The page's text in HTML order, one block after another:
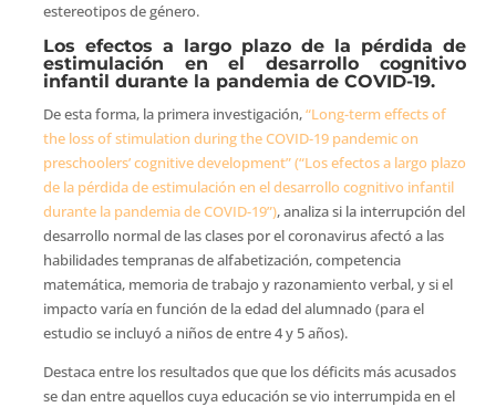
estereotipos de género.
Los efectos a largo plazo de la pérdida de
estimulación en el desarrollo cognitivo
infantil durante la pandemia de COVID-19.
De esta forma, la primera investigación,“Long-term effects of
the loss of stimulation during the COVID-19 pandemic on
preschoolers’ cognitive development” (“Los efectos a largo plazo
de la pérdida de estimulación en el desarrollo cognitivo infantil
durante la pandemia de COVID-19”), analiza si la interrupción del
desarrollo normal de las clases por el coronavirus afectó a las
habilidades tempranas de alfabetización, competencia
matemática, memoria de trabajo y razonamiento verbal, y si el
impacto varía en función de la edad del alumnado (para el
estudio se incluyó a niños de entre 4 y 5 años).
Destaca entre los resultados que que los déficits más acusados
se dan entre aquellos cuya educación se vio interrumpida en el